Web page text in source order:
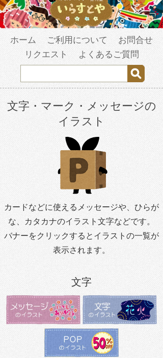
ホーム ご利用について
お問合せ
リクエスト
よくあるご質問
文字・マーク・メッセージの
イラスト
カードなどに使えるメッセージや、ひらが
な、カタカナのイラスト文字などです。
バナーをクリックするとイラストの一覧が
表示されます。
文字